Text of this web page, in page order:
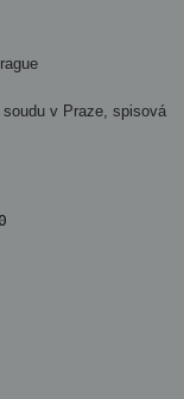
v Praze, spisová